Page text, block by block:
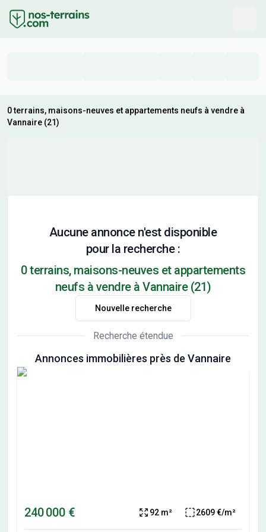
0 terrains, maisons-neuves et appartements neufs à vendre à
Vannaire (21)
Aucune annonce n'est disponible
pour la recherche :
0 terrains, maisons-neuves et appartements
neufs à vendre à Vannaire (21)
Nouvelle recherche
Recherche étendue
Annonces immobilières près de Vannaire
240 000 € 92 m² 2609 €/m²